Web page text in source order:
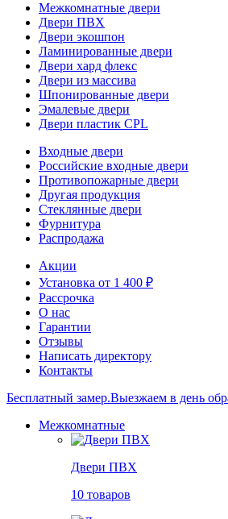
Межкомнатные двери
Двери ПВХ
Двери экошпон
Ламинированные двери
Двери хард флекс
Двери из массива
Шпонированные двери
Эмалевые двери
Двери пластик CPL
Входные двери
Российские входные двери
Противопожарные двери
Другая продукция
Стеклянные двери
Фурнитура
Распродажа
Акции
Установка от 1 400 ₽
Рассрочка
О нас
Гарантии
Отзывы
Написать директору
Контакты
Бесплатный замер.Выезжаем в день
Межкомнатные
Двери ПВХ
10 товаров